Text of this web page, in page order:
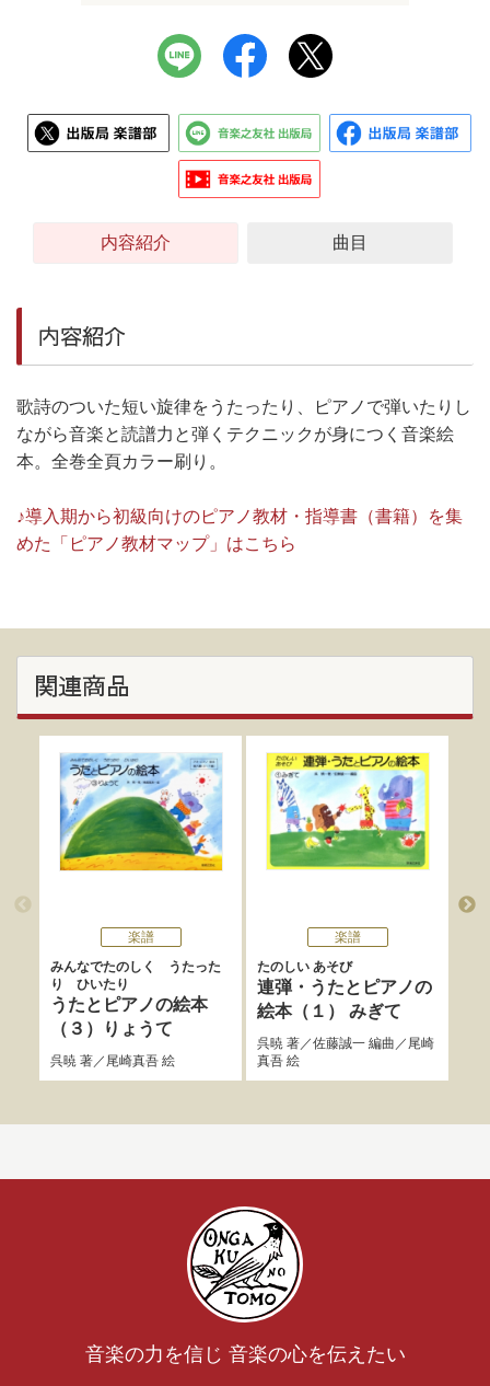
内容紹介 曲目
内容紹介
歌詩のついた短い旋律をうたったり、ピアノで弾いたりし
ながら音楽と読譜力と弾くテクニックが身につく音楽絵
本。全巻全頁カラー刷り。
♪導入期から初級向けのピアノ教材・指導書（書籍）を集
めた「ピアノ教材マップ」はこちら
関連商品
楽譜
みんなでたのしく うたった
り ひいたり
うたとピアノの絵本
（３）りょうて
呉暁著／ 尾崎真吾絵
楽譜
たのしい あそび
連弾・うたとピアノの
絵本（１） みぎて
呉暁著／佐藤誠一編曲／ 尾崎
真吾絵
音楽の力を信じ 音楽の心を伝えたい